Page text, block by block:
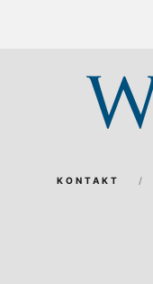
KONTAKT